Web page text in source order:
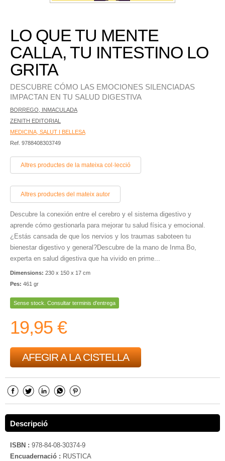
LO QUE TU MENTE
CALLA, TU INTESTINO LO
GRITA
DESCUBRE CÓMO LAS EMOCIONES SILENCIADAS
IMPACTAN EN TU SALUD DIGESTIVA
BORREGO, INMACULADA
ZENITH EDITORIAL
MEDICINA, SALUT I BELLESA
Ref. 9788408303749
Altres productes de la mateixa col·lecció
Altres productes del mateix autor
Descubre la conexión entre el cerebro y el sistema digestivo y
aprende cómo gestionarla para mejorar tu salud física y emocional.
¿Estás cansada de que los nervios y los traumas saboteen tu
bienestar digestivo y general?Descubre de la mano de Inma Bo,
experta en salud digestiva que ha vivido en prime...
Dimensions: 230 x 150 x 17 cm
Pes: 461 gr
Sense stock. Consultar terminis d'entrega
19,95 €
AFEGIR A LA CISTELLA
Descripció
ISBN : 978-84-08-30374-9
Encuadernació : RUSTICA